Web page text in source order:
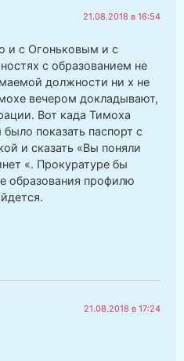
21.08.2018 в 16:54
и с Огоньковым и с
с образованием не
должности ни х не
вечером докладывают,
Вот када Тимоха
показать паспорт с
и сказать «Вы поняли
«. Прокуратуре бы
образования профилю
21.08.2018 в 17:24